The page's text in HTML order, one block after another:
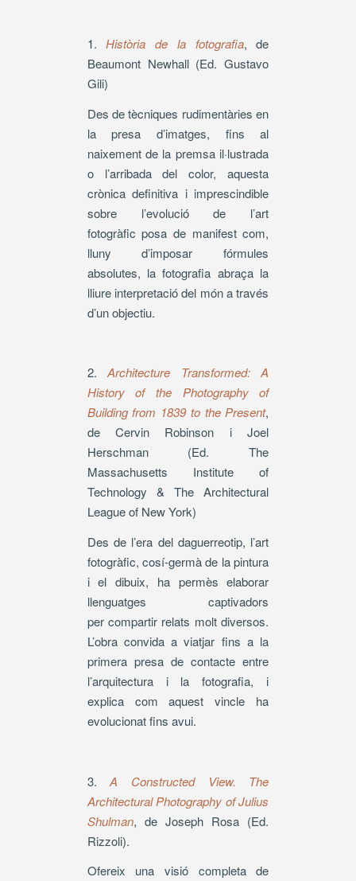
1.Història de la fotografia, de
Beaumont Newhall (Ed. Gustavo
Gili)
Des de tècniques rudimentàries en
la presa d’imatges, fins al
naixement de la premsa il·lustrada
o l’arribada del color, aquesta
crònica definitiva i imprescindible
sobre l’evolució de l’art
fotogràfic posa de manifest com,
lluny d’imposar fórmules
absolutes, la fotografia abraça la
lliure interpretació del món a través
d’un objectiu.
2.Architecture Transformed: A
History of the Photography of
Building from 1839 to the Present,
de Cervin Robinson i Joel
Herschman (Ed. The
Massachusetts Institute of
Technology & The Architectural
League of New York)
Des de l’era del daguerreotip, l’art
fotogràfic, cosí-germà de la pintura
i el dibuix, ha permès elaborar
llenguatges captivadors
per compartir relats molt diversos.
L’obra convida a viatjar fins a la
primera presa de contacte entre
l’arquitectura i la fotografia, i
explica com aquest vincle ha
evolucionat fins avui.
3.A Constructed View. The
Architectural Photography of Julius
Shulman, de Joseph Rosa (Ed.
Rizzoli).
Ofereix una visió completa de